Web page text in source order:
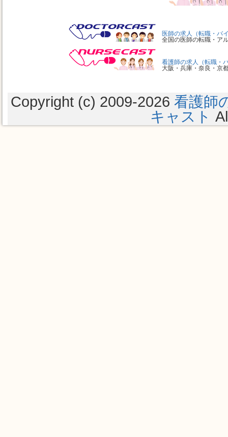
医師の求人（転職・バ
全国の医師の転職・ア
看護師の求人（転職・
大阪・兵庫・奈良・京
Copyright (c) 2009-2026 看護師
キャスト